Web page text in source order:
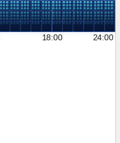
18:00 24:00